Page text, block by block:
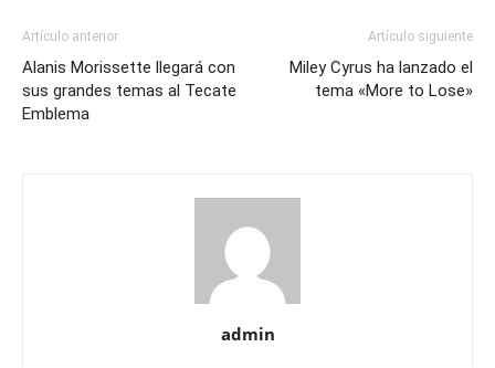
Artículo anterior
Alanis Morissette llegará con
sus grandes temas al Tecate
Emblema
Artículo siguiente
Miley Cyrus ha lanzado el
tema «More to Lose»
admin